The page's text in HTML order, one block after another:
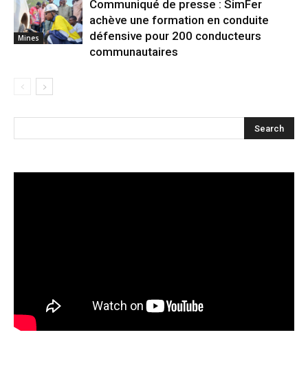
Mines
Communiqué de presse : SimFer
achève une formation en conduite
défensive pour 200 conducteurs
communautaires